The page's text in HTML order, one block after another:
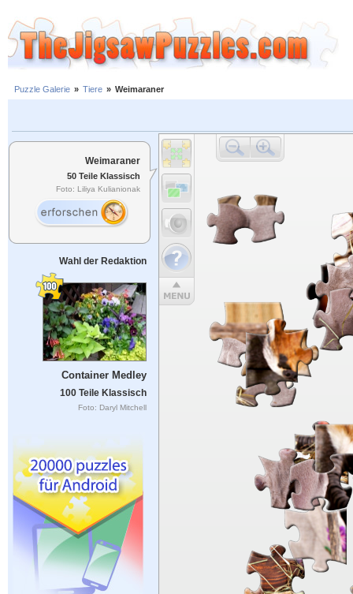
Puzzle Galerie » Tiere » Weimaraner
Weimaraner
50 Teile Klassisch
Foto: Liliya Kulianionak
Wahl der Redaktion
Container Medley
100 Teile Klassisch
Foto: Daryl Mitchell